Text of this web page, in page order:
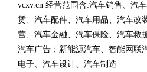
vcxv.cn 经营范围含:汽车销售、汽
赁、汽车配件、汽车用品、汽车改
营、汽车金融、汽车保险、汽车救
汽车广告；新能源汽车、智能网联
电子、汽车设计、汽车制造